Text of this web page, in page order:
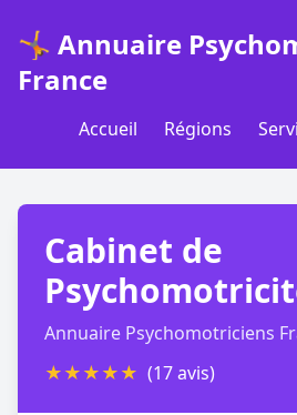
🤸 Annuaire
France
Accueil Régions
Cabinet de
Annuaire Psychomotriciens
★★★★★ (17 avis)